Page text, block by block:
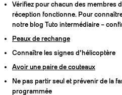
Vérifiez pour chacun des membres
réception fonctionne. Pour
notre blog Tuto intermédiaire –
Peaux de rechange
Connaître les signes d’hélicoptère
Avoir une paire de couteaux
Ne pas partir seul et prévenir de la
programmée